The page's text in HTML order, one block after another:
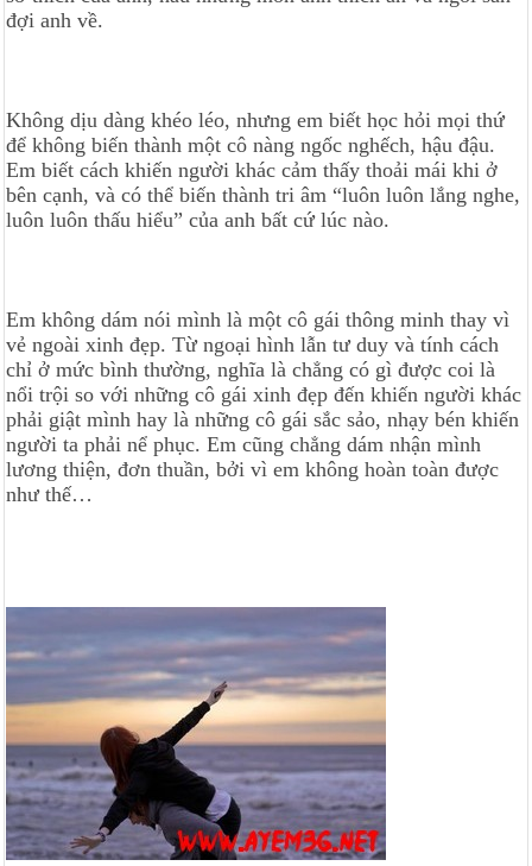
đợi anh về.
Không dịu dàng khéo léo, nhưng em biết học hỏi mọi thứ
để không biến thành một cô nàng ngốc nghếch, hậu đậu.
Em biết cách khiến người khác cảm thấy thoải mái khi ở
bên cạnh, và có thể biến thành tri âm “luôn luôn lắng nghe,
luôn luôn thấu hiểu” của anh bất cứ lúc nào.
Em không dám nói mình là một cô gái thông minh thay vì
vẻ ngoài xinh đẹp. Từ ngoại hình lẫn tư duy và tính cách
chỉ ở mức bình thường, nghĩa là chẳng có gì được coi là
nổi trội so với những cô gái xinh đẹp đến khiến người khác
phải giật mình hay là những cô gái sắc sảo, nhạy bén khiến
người ta phải nể phục. Em cũng chẳng dám nhận mình
lương thiện, đơn thuần, bởi vì em không hoàn toàn được
như thế…